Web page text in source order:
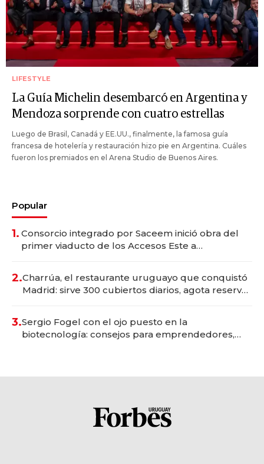
LIFESTYLE
La Guía Michelin desembarcó en Argentina y
Mendoza sorprende con cuatro estrellas
Luego de Brasil, Canadá y EE.UU., finalmente, la famosa guía
francesa de hotelería y restauración hizo pie en Argentina. Cuáles
fueron los premiados en el Arena Studio de Buenos Aires.
Popular
1. Consorcio integrado por Saceem inició obra del
primer viaducto de los Accesos Este a
2.Charrúa, el restaurante uruguayo que conquistó
Madrid: sirve 300 cubiertos diarios, agota reservas
3.Sergio Fogel con el ojo puesto en la
biotecnología: consejos para emprendedores,